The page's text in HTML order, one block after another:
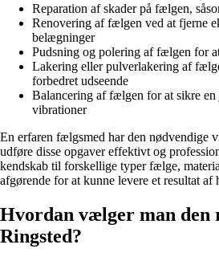
Reparation af skader på fælgen,
Renovering af fælgen ved at fjerne
belægninger
Pudsning og polering af fælgen for
Lakering eller pulverlakering af
forbedret udseende
Balancering af fælgen for at sikre
vibrationer
En erfaren fælgsmed har den nødvendige
udføre disse opgaver effektivt og
kendskab til forskellige typer fælge,
afgørende for at kunne levere et resultat af
Hvordan vælger man den
Ringsted?